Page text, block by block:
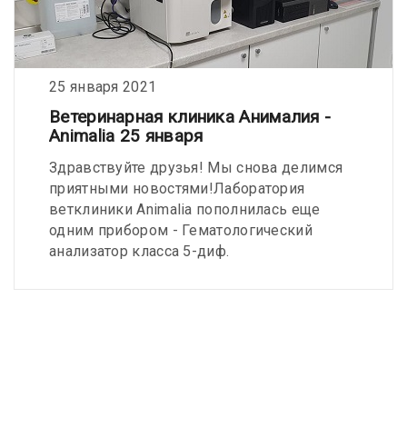
25 января 2021
Ветеринарная клиника Анималия -
Animalia 25 января
Здравствуйте друзья! Мы снова делимся
приятными новостями!Лаборатория
ветклиники Animalia пополнилась еще
одним прибором - Гематологический
анализатор класса 5-диф.